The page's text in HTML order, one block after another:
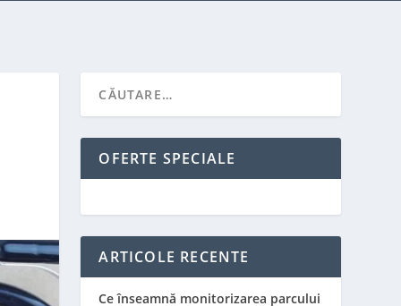
OFERTE SPECIALE
ARTICOLE RECENTE
Ce înseamnă monitorizarea parcului